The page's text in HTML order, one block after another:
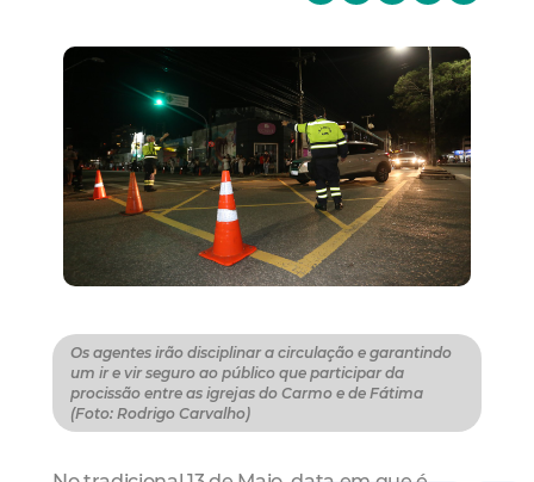
Os agentes irão disciplinar a circulação e garantindo
um ir e vir seguro ao público que participar da
procissão entre as igrejas do Carmo e de Fátima
(Foto: Rodrigo Carvalho)